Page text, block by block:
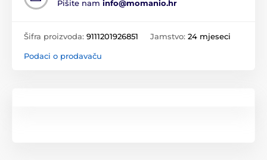
Pišite nam info@momanio.hr
Šifra proizvoda: 9111201926851 Jamstvo: 24 mjeseci
Podaci o prodavaču